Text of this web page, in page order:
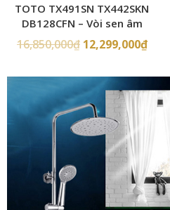
TOTO TX491SN TX442SKN
DB128CFN – Vòi sen âm
tường
16,850,000₫ 12,299,000₫